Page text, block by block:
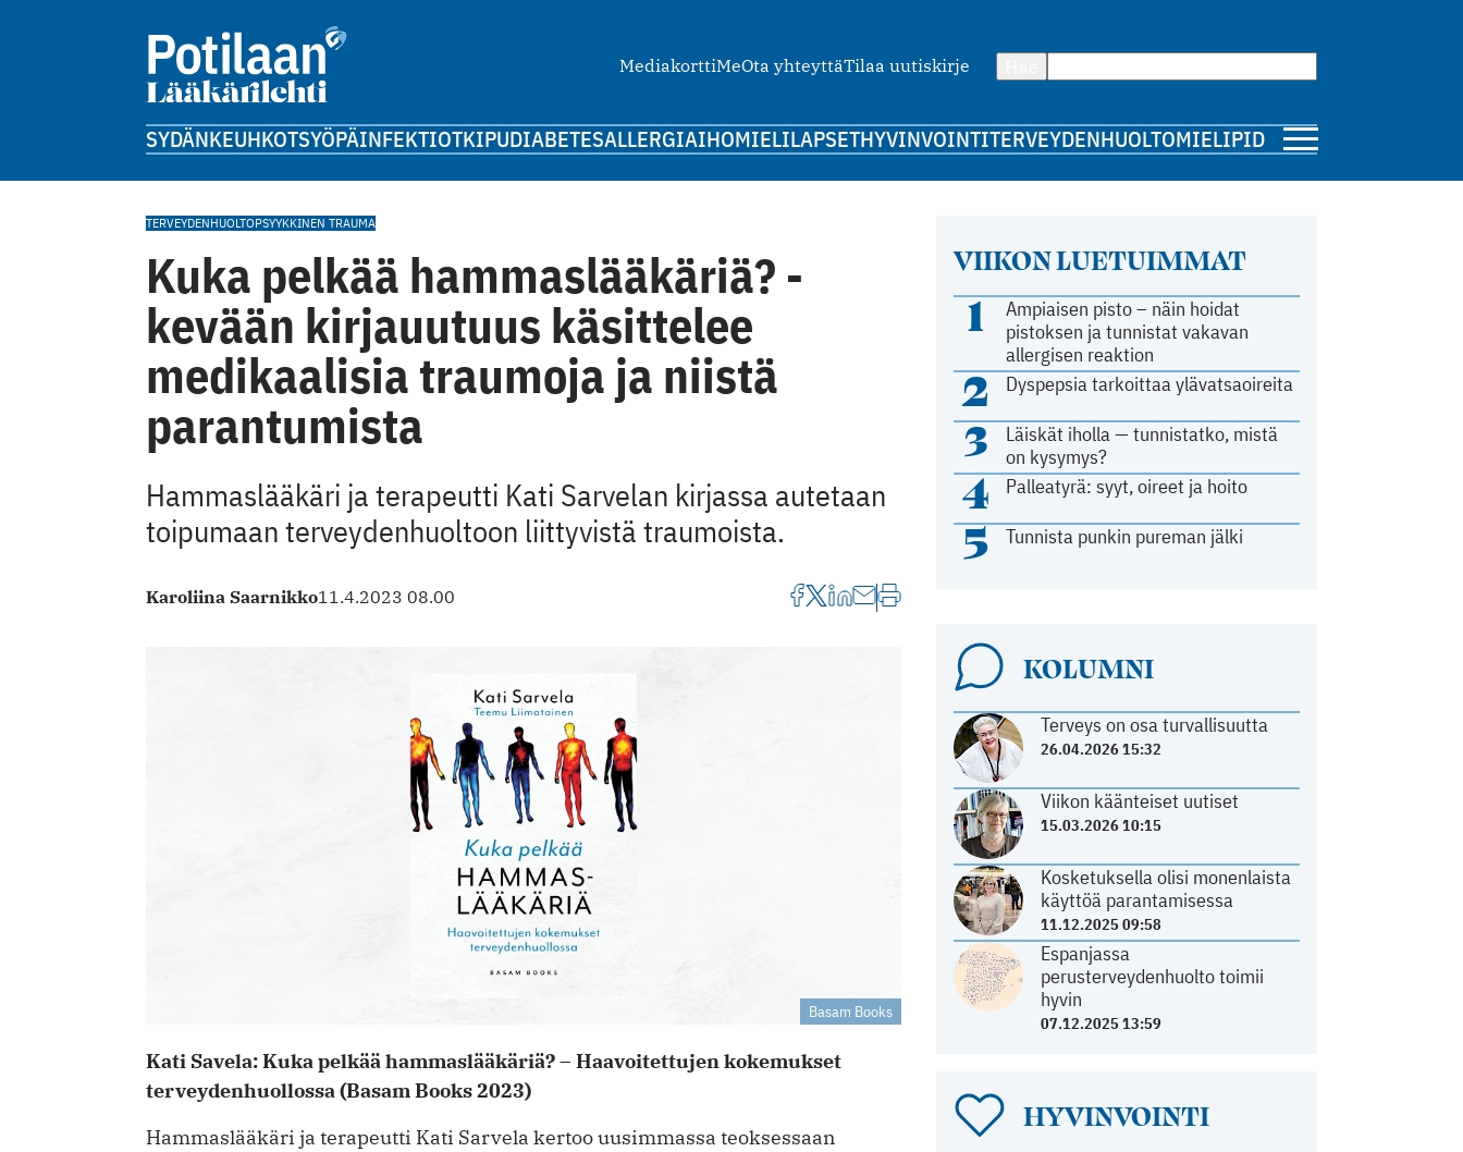
MediakorttiMeOta yhteyttäTilaa uutiskirje
SYDÄNKEUHKOTSYÖPÄINFEKTIOTKIPUDIABETESALLERGIAIHOMIELILAPSETHYVINVOINTITERVEYDENHUOLTOMIELIPIDE
VIIKON LUETUIMMAT
1
Ampiaisen pisto – näin hoidat
pistoksen ja tunnistat vakavan
allergisen reaktion
2 Dyspepsia tarkoittaa ylävatsaoireita
3
Läiskät iholla — tunnistatko, mistä
on kysymys?
4 Palleatyrä: syyt, oireet ja hoito
5 Tunnista punkin pureman jälki
KOLUMNI
Terveys on osa turvallisuutta
26.04.2026 15:32
Viikon käänteiset uutiset
15.03.2026 10:15
Kosketuksella olisi monenlaista
käyttöä parantamisessa
11.12.2025 09:58
Espanjassa
perusterveydenhuolto toimii
hyvin
07.12.2025 13:59
HYVINVOINTI
TERVEYDENHUOLTOPSYYKKINEN TRAUMA
Kuka pelkää hammaslääkäriä? -
kevään kirjauutuus käsittelee
medikaalisia traumoja ja niistä
parantumista
Hammaslääkäri ja terapeutti Kati Sarvelan kirjassa autetaan
toipumaan terveydenhuoltoon liittyvistä traumoista.
Karoliina Saarnikko11.4.2023 08.00
Basam Books
Kati Savela: Kuka pelkää hammaslääkäriä? – Haavoitettujen kokemukset
terveydenhuollossa (Basam Books 2023)
Hammaslääkäri ja terapeutti Kati Sarvela kertoo uusimmassa teoksessaan